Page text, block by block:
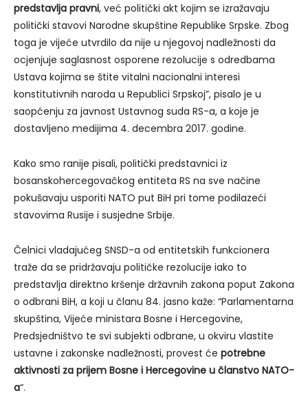
predstavlja pravni, već politički akt kojim se izražavaju
politički stavovi Narodne skupštine Republike Srpske. Zbog
toga je vijeće utvrdilo da nije u njegovoj nadležnosti da
ocjenjuje saglasnost osporene rezolucije s odredbama
Ustava kojima se štite vitalni nacionalni interesi
konstitutivnih naroda u Republici Srpskoj”, pisalo je u
saopćenju za javnost Ustavnog suda RS-a, a koje je
dostavljeno medijima 4. decembra 2017. godine.
Kako smo ranije pisali, politički predstavnici iz
bosanskohercegovačkog entiteta RS na sve načine
pokušavaju usporiti NATO put BiH pri tome podilazeći
stavovima Rusije i susjedne Srbije.
Čelnici vladajućeg SNSD-a od entitetskih funkcionera
traže da se pridržavaju političke rezolucije iako to
predstavlja direktno kršenje državnih zakona poput Zakona
o odbrani BiH, a koji u članu 84. jasno kaže: “Parlamentarna
skupština, Vijeće ministara Bosne i Hercegovine,
Predsjedništvo te svi subjekti odbrane, u okviru vlastite
ustavne i zakonske nadležnosti, provest će potrebne
aktivnosti za prijem Bosne i Hercegovine u članstvo NATO-
a“.